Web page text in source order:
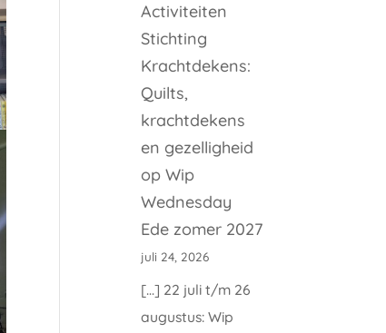
Activiteiten
Stichting
Krachtdekens:
Quilts,
krachtdekens
en gezelligheid
op Wip
Wednesday
Ede zomer 2027
juli 24, 2026
[…] 22 juli t/m 26
augustus: Wip